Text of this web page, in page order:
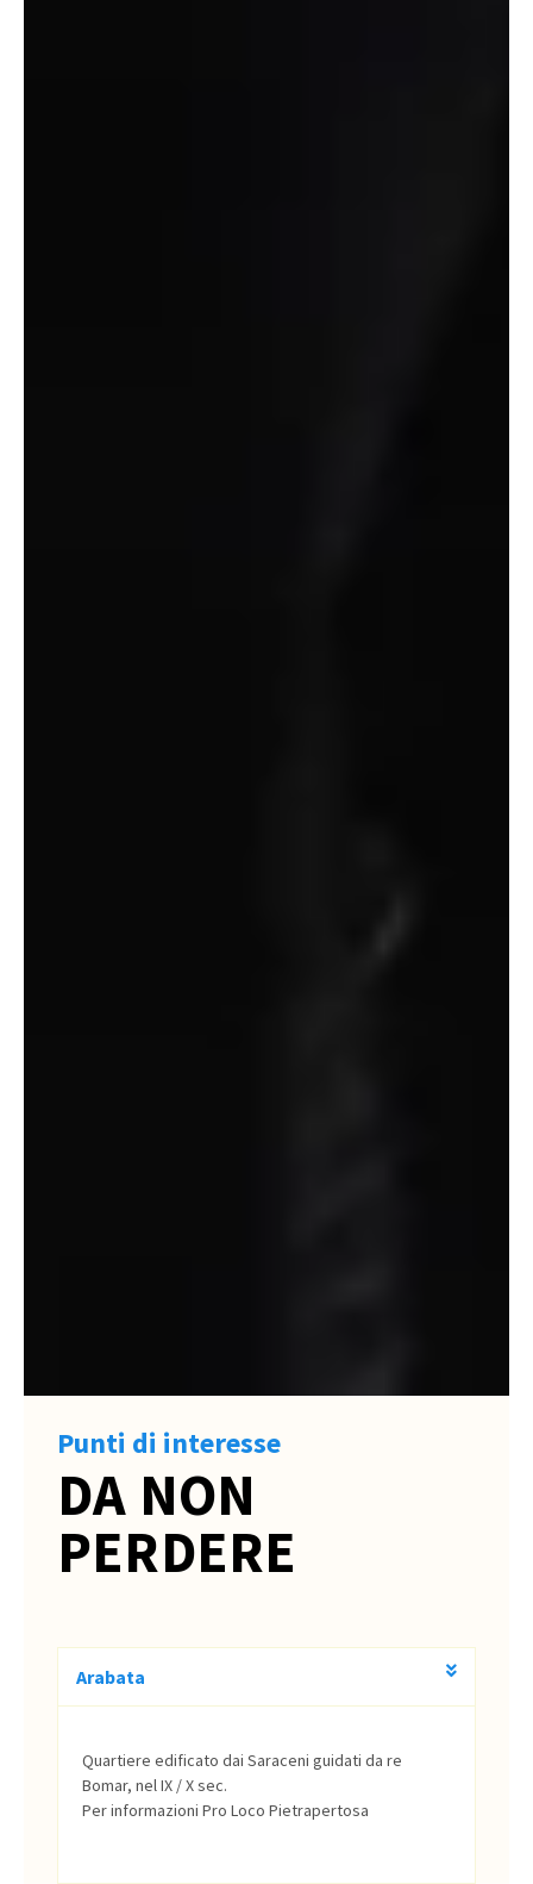
Punti di interesse
DA NON
PERDERE
Arabata
Quartiere edificato dai Saraceni guidati da re
Bomar, nel IX / X sec.
Per informazioni Pro Loco Pietrapertosa